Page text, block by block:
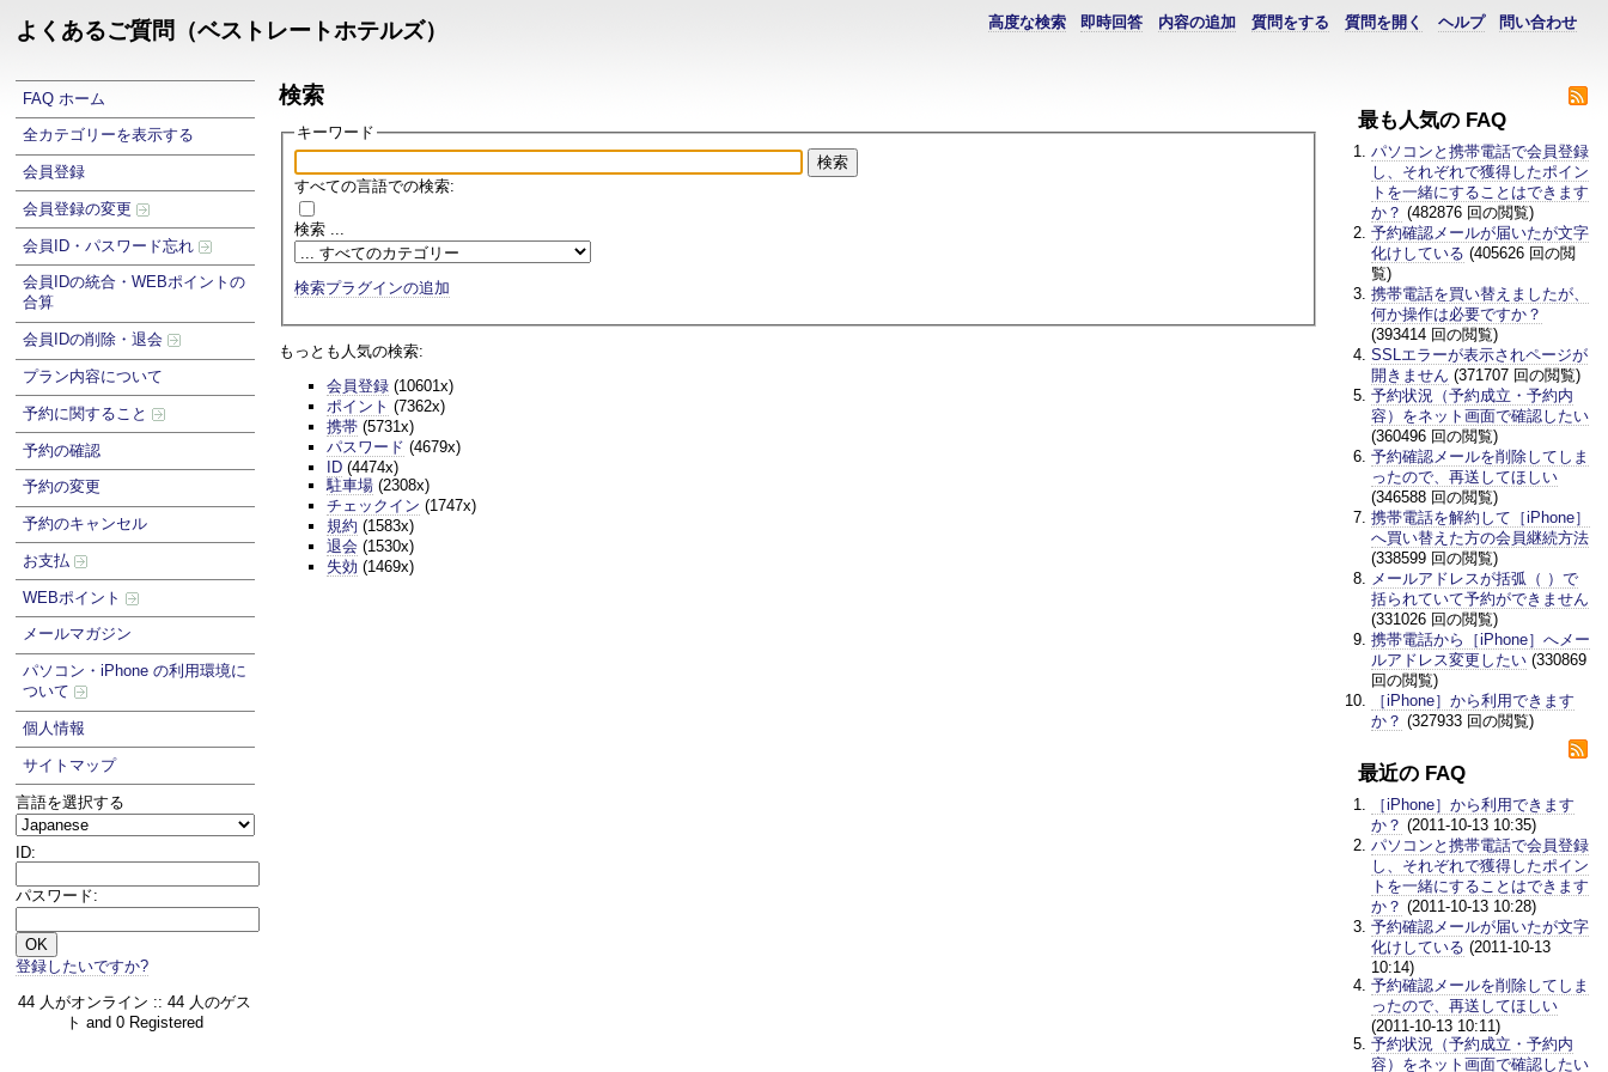
よくあるご質問（ベストレートホテルズ） 問い合わせ
ヘルプ
質問を開く
質問をする
内容の追加
即時回答
高度な検索
FAQ ホーム
全カテゴリーを表示する
会員登録
会員登録の変更
会員ID・パスワード忘れ
会員IDの統合・WEBポイントの
合算
会員IDの削除・退会
プラン内容について
予約に関すること
予約の確認
予約の変更
予約のキャンセル
お支払
WEBポイント
メールマガジン
パソコン・iPhone の利用環境に
ついて
個人情報
サイトマップ
言語を選択する
ID:
パスワード:
登録したいですか?
44 人がオンライン :: 44 人のゲス
ト and 0 Registered
最も人気の FAQ
パソコンと携帯電話で会員登録
し、それぞれで獲得したポイン
トを一緒にすることはできます
か？ (482876 回の閲覧)
予約確認メールが届いたが文字
化けしている (405626 回の閲
覧)
携帯電話を買い替えましたが、
何か操作は必要ですか？
(393414 回の閲覧)
SSLエラーが表示されページが
開きません (371707 回の閲覧)
予約状況（予約成立・予約内
容）をネット画面で確認したい
(360496 回の閲覧)
予約確認メールを削除してしま
ったので、再送してほしい
(346588 回の閲覧)
携帯電話を解約して［iPhone］
へ買い替えた方の会員継続方法
(338599 回の閲覧)
メールアドレスが括弧（ ）で
括られていて予約ができません
(331026 回の閲覧)
携帯電話から［iPhone］へメー
ルアドレス変更したい (330869
回の閲覧)
［iPhone］から利用できます
か？ (327933 回の閲覧)
最近の FAQ
［iPhone］から利用できます
か？ (2011-10-13 10:35)
パソコンと携帯電話で会員登録
し、それぞれで獲得したポイン
トを一緒にすることはできます
か？ (2011-10-13 10:28)
予約確認メールが届いたが文字
化けしている (2011-10-13
10:14)
予約確認メールを削除してしま
ったので、再送してほしい
(2011-10-13 10:11)
予約状況（予約成立・予約内
容）をネット画面で確認したい
検索
キーワード
すべての言語での検索:
検索 ...
検索プラグインの追加
もっとも人気の検索:
会員登録(10601x)
ポイント (7362x)
携帯(5731x)
パスワード (4679x)
ID(4474x)
駐車場(2308x)
チェックイン (1747x)
規約 (1583x)
退会 (1530x)
失効 (1469x)